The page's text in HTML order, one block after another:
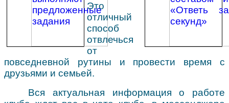
Это
отличный
способ
отвлечься
от
повседневной рутины и провести время с
друзьями и семьей.
Вся актуальная информация о работе